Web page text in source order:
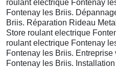
roulant electrique Fontenay
Fontenay les Briis.
Briis. Réparation Rideau
Store roulant electrique
roulant electrique Fontenay
Fontenay les Briis.
Fontenay les Briis.